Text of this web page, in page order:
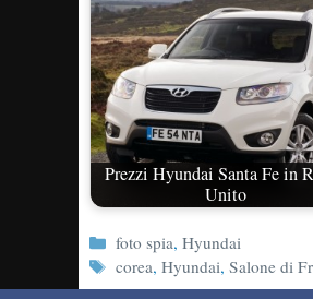
Prezzi Hyundai Santa Fe in
Unito
Categorie
foto spia,Hyundai
Tag
corea,Hyundai,Salone di